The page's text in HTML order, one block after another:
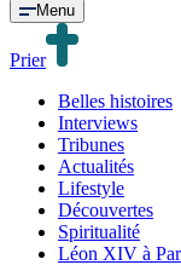
Menu
Prier
Belles histoires
Interviews
Tribunes
Actualités
Lifestyle
Découvertes
Spiritualité
Léon XIV à